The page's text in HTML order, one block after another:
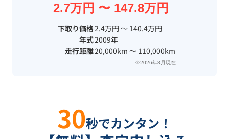
2.7万円 〜 147.8万円
下取り価格2.4万円 〜 140.4万円
年式2009年
走行距離20,000km 〜 110,000km
※2026年8月現在
30秒でカンタン！